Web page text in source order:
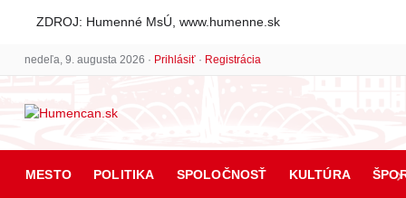
ZDROJ: Humenné MsÚ, www.humenne.sk
nedeľa, 9. augusta 2026 · Prihlásiť· Registrácia
MESTO POLITIKA SPOLOČNOSŤ KULTÚRA